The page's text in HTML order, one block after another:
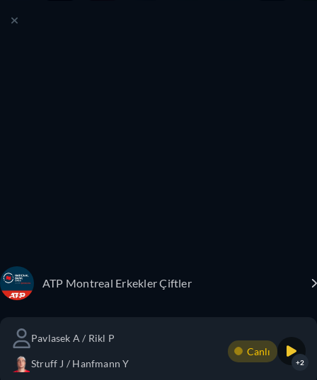
ATP Montreal Erkekler Çiftler
Pavlasek A / Rikl P
Struff J / Hanfmann Y
Canlı
+2